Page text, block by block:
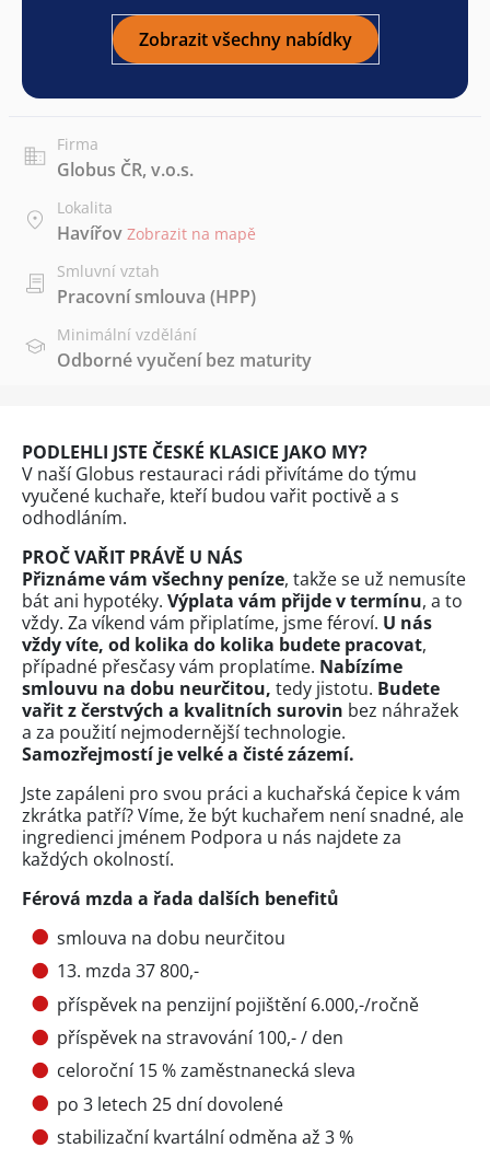
Zobrazit všechny nabídky
Firma
Globus ČR, v.o.s.
Lokalita
Havířov Zobrazit na mapě
Smluvní vztah
Pracovní smlouva (HPP)
Minimální vzdělání
Odborné vyučení bez maturity
PODLEHLI JSTE ČESKÉ KLASICE JAKO MY?
V naší Globus restauraci rádi přivítáme do týmu
vyučené kuchaře, kteří budou vařit poctivě a s
odhodláním.
PROČ VAŘIT PRÁVĚ U NÁS
Přiznáme vám všechny peníze, takže se už nemusíte
bát ani hypotéky. Výplata vám přijde v termínu, a to
vždy. Za víkend vám připlatíme, jsme féroví. U nás
vždy víte, od kolika do kolika budete pracovat,
případné přesčasy vám proplatíme. Nabízíme
smlouvu na dobu neurčitou, tedy jistotu. Budete
vařit z čerstvých a kvalitních surovin bez náhražek
a za použití nejmodernější technologie.
Samozřejmostí je velké a čisté zázemí.
Jste zapáleni pro svou práci a kuchařská čepice k vám
zkrátka patří? Víme, že být kuchařem není snadné, ale
ingredienci jménem Podpora u nás najdete za
každých okolností.
Férová mzda a řada dalších benefitů
smlouva na dobu neurčitou
13. mzda 37 800,-
příspěvek na penzijní pojištění 6.000,-/ročně
příspěvek na stravování 100,- / den
celoroční 15 % zaměstnanecká sleva
po 3 letech 25 dní dovolené
stabilizační kvartální odměna až 3 %